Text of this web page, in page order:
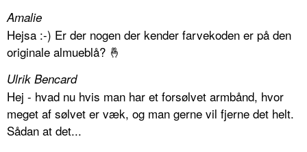
Amalie
Hejsa :-) Er der nogen der kender farvekoden er på den
originale almueblå? 🤞
Ulrik Bencard
Hej - hvad nu hvis man har et forsølvet armbånd, hvor
meget af sølvet er væk, og man gerne vil fjerne det helt.
Sådan at det...